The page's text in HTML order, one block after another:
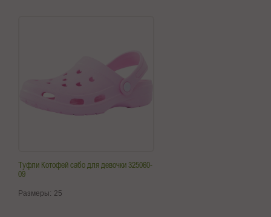
Туфли Котофей сабо для девочки 325060-
09
Размеры: 25